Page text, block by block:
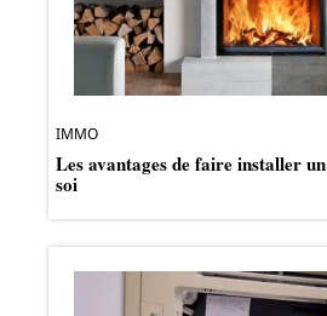
IMMO
Les avantages de faire installer
soi